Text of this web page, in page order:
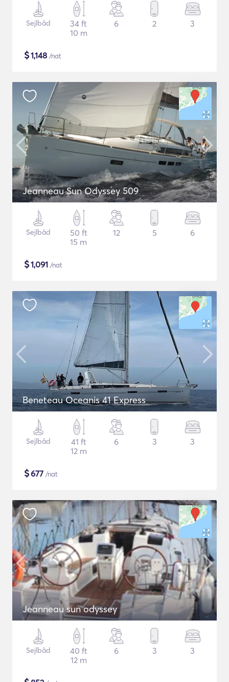
Sejlbåd
34 ft
10 m
6 2 3
$1,148 /nat
Jeanneau Sun Odyssey 509
Sejlbåd
50 ft
15 m
12 5 6
$1,091 /nat
Beneteau Oceanis 41 Express
Sejlbåd
41 ft
12 m
6 3 3
$677 /nat
Jeanneau sun odyssey
Sejlbåd
40 ft
12 m
6 3 3